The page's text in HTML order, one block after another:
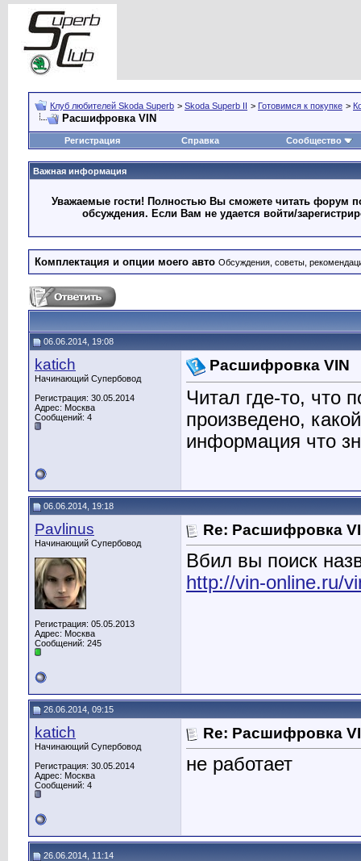
Клуб любителей Skoda Superb > Skoda Superb II > Готовимся к покупке >
Расшифровка VIN
Регистрация Справка Сообщество
Важная информация
Уважаемые гости! Полностью Вы сможете читать форум
обсуждения. Если Вам не удается войти/
Комплектация и опции моего авто Обсуждения, советы,
06.06.2014, 19:08
katich
Начинающий Супербовод
Регистрация: 30.05.2014
Адрес: Москва
Сообщений: 4
Расшифровка VIN
Читал где-то, что
произведено,
информация что
06.06.2014, 19:18
Pavlinus
Начинающий Супербовод
Регистрация: 05.05.2013
Адрес: Москва
Сообщений: 245
Re: Расшифровка
Вбил вы поиск
http://vin-online.ru/
26.06.2014, 09:15
katich
Начинающий Супербовод
Регистрация: 30.05.2014
Адрес: Москва
Сообщений: 4
Re: Расшифровка
не работает
26.06.2014, 11:14